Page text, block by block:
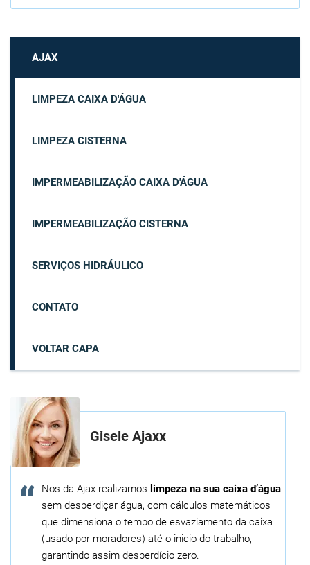
AJAX
LIMPEZA CAIXA D'ÁGUA
LIMPEZA CISTERNA
IMPERMEABILIZAÇÃO CAIXA D'ÁGUA
IMPERMEABILIZAÇÃO CISTERNA
SERVIÇOS HIDRÁULICO
CONTATO
VOLTAR CAPA
Gisele Ajaxx
Nos da Ajax realizamos limpeza na sua caixa d’água
sem desperdiçar água, com cálculos matemáticos
que dimensiona o tempo de esvaziamento da caixa
(usado por moradores) até o inicio do trabalho,
garantindo assim desperdício zero.